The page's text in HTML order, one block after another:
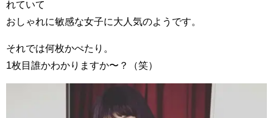
れていて
おしゃれに敏感な女子に大人気のようです。
それでは何枚かぺたり。
1枚目誰かわかりますか〜？（笑）